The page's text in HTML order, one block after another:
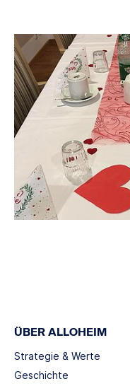
ÜBER ALLOHEIM
Strategie & Werte
Geschichte